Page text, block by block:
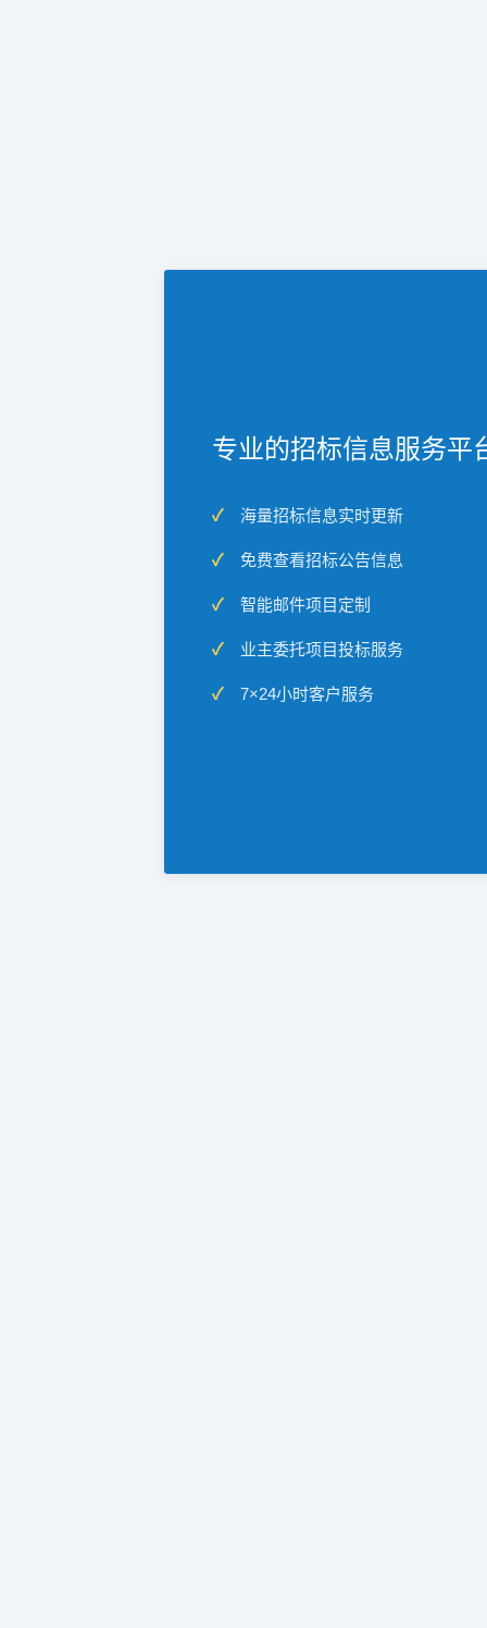
专业的招标信息服务平
海量招标信息实时更新
免费查看招标公告信息
智能邮件项目定制
业主委托项目投标服务
7×24小时客户服务